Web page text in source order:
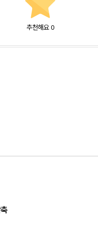
추천해요 0